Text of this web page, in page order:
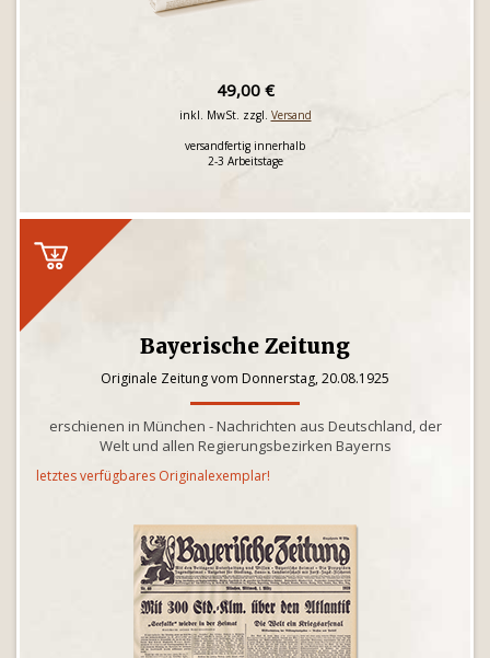
49,00 €
inkl. MwSt. zzgl. Versand
versandfertig innerhalb
2-3 Arbeitstage
Bayerische Zeitung
Originale Zeitung vom Donnerstag, 20.08.1925
erschienen in München - Nachrichten aus Deutschland, der
Welt und allen Regierungsbezirken Bayerns
letztes verfügbares Originalexemplar!